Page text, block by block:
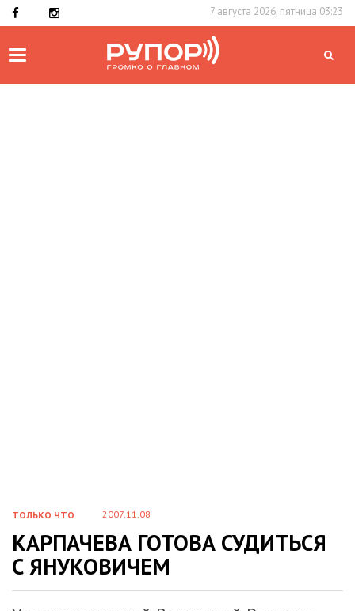
7 августа 2026, пятница 03:23
Toggle
ТОЛЬКО ЧТО 2007.11.08
КАРПАЧЕВА ГОТОВА СУДИТЬСЯ
С ЯНУКОВИЧЕМ